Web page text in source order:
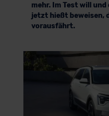
mehr. Im Test will und
jetzt hießt beweisen,
vorausfährt.